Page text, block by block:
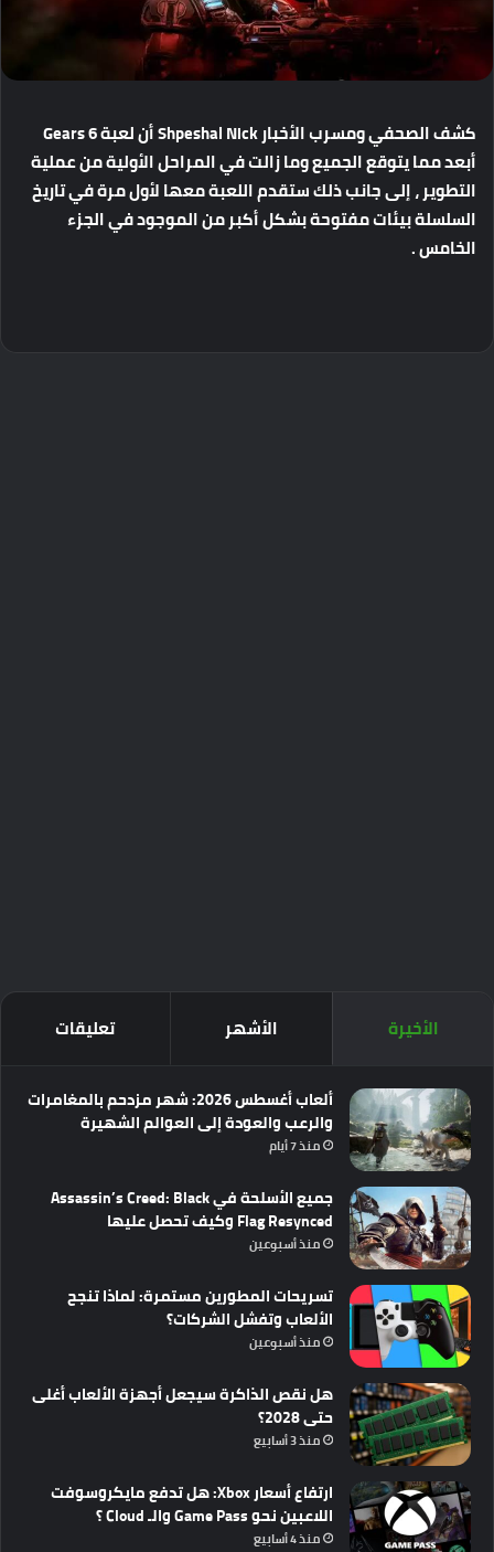
كشف الصحفي ومسرب الأخبار Shpeshal Nick أن لعبة Gears 6
أبعد مما يتوقع الجميع وما زالت في المراحل الأولية من عملية
التطوير ، إلى جانب ذلك ستقدم اللعبة معها لأول مرة في تاريخ
السلسلة بيئات مفتوحة بشكل أكبر من الموجود في الجزء
الخامس .
الأخيرة الأشهر تعليقات
ألعاب أغسطس 2026: شهر مزدحم بالمغامرات
والرعب والعودة إلى العوالم الشهيرة
منذ 7 أيام
جميع الأسلحة في Assassin’s Creed: Black
Flag Resynced وكيف تحصل عليها
منذ أسبوعين
تسريحات المطورين مستمرة: لماذا تنجح
الألعاب وتفشل الشركات؟
منذ أسبوعين
هل نقص الذاكرة سيجعل أجهزة الألعاب أغلى
حتى 2028؟
منذ 3 أسابيع
ارتفاع أسعار Xbox: هل تدفع مايكروسوفت
اللاعبين نحو Game Pass والـ Cloud ؟
منذ 4 أسابيع